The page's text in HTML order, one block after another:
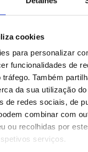
cookies
para personalizar
funcionalidades de
Também
da sua utilização
de redes sociais, de
combinar com
ou recolhidas por
serviços.